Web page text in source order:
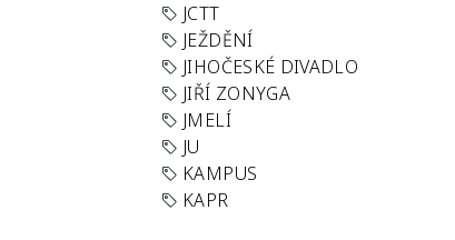
JCTT
JEŽDĚNÍ
JIHOČESKÉ DIVADLO
JIŘÍ ZONYGA
JMELÍ
JU
KAMPUS
KAPR